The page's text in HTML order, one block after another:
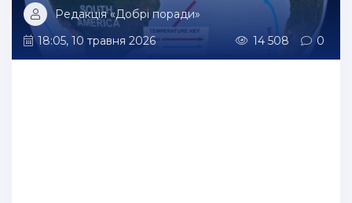
Редакція «Добрі поради»
18:05, 10 травня 2026
14 508 0